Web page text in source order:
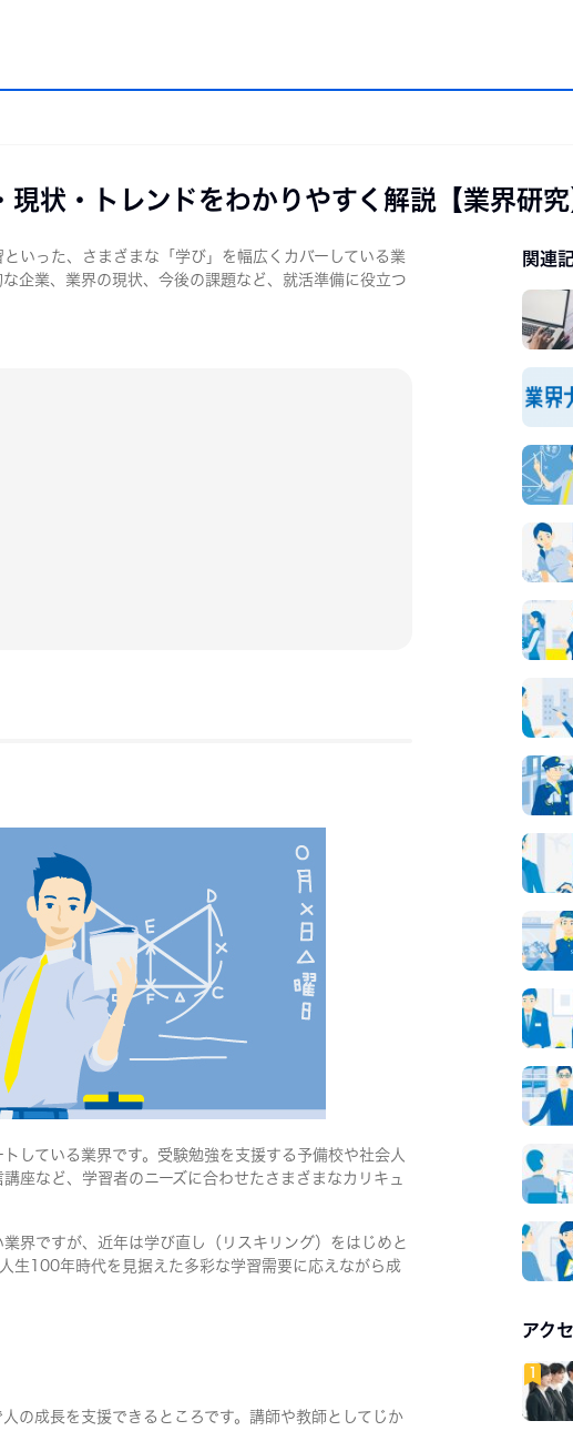
エントリーシート
内定・内々定
状・トレンドをわかりやすく解説【業界研究
いった、さまざまな「学び」を幅広くカバーしている業
企業、業界の現状、今後の課題など、就活準備に役立つ
している業界です。受験勉強を支援する予備校や社会人
座など、学習者のニーズに合わせたさまざまなカリキュ
界ですが、近年は学び直し（リスキリング）をはじめと
生100年時代を見据えた多彩な学習需要に応えながら成
の成長を支援できるところです。講師や教師としてじか
サ
イ
ド
バー
関連
アク